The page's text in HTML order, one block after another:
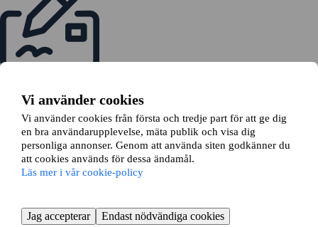
Vi använder cookies
Vi använder cookies från första och tredje part för att ge dig
en bra användarupplevelse, mäta publik och visa dig
personliga annonser. Genom att använda siten godkänner du
att cookies används för dessa ändamål.
Läs mer i vår cookie-policy
Jag accepterar
Endast nödvändiga cookies
Boka flytthjälp och börja packa